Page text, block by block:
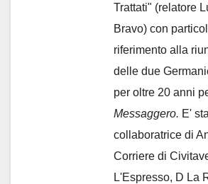
Trattati" (relatore
Bravo) con
riferimento alla
delle due
per oltre 20 anni
Messaggero. E'
collaboratrice di
Corriere di
L'Espresso, D La